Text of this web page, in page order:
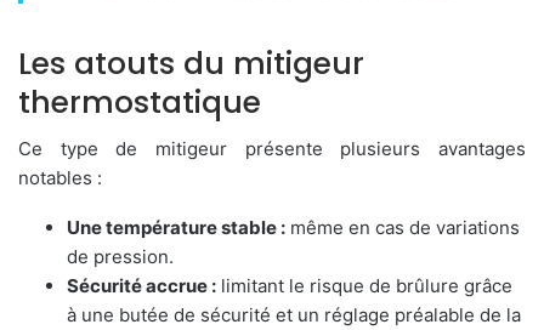
Les atouts du mitigeur
thermostatique
Ce type de mitigeur présente plusieurs avantages
notables :
Une température stable : même en cas de variations
de pression.
Sécurité accrue : limitant le risque de brûlure grâce
à une butée de sécurité et un réglage préalable de la